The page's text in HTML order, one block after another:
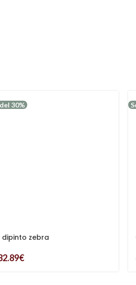
30%
zebra
€